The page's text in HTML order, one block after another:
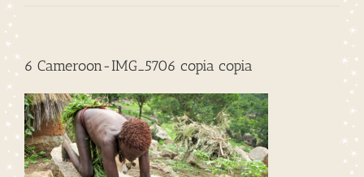
6 Cameroon-IMG_5706 copia copia